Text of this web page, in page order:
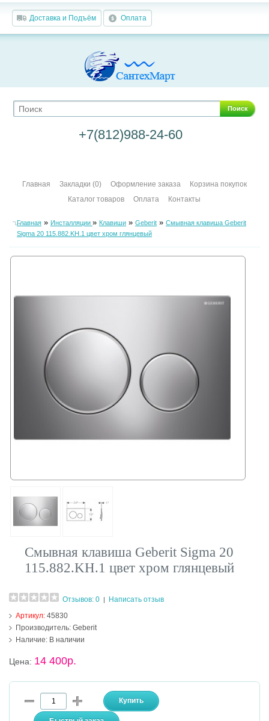
Доставка и Подъём Оплата
Поиск
+7(812)988-24-60
Главная Закладки (0) Оформление заказа
Корзина покупок
Каталог товаров
Оплата Контакты
Главная» Инсталляции » Клавиши» Geberit» Смывная клавиша Geberit
Sigma 20 115.882.KH.1 цвет хром глянцевый
Смывная клавиша Geberit Sigma 20
115.882.KH.1 цвет хром глянцевый
Отзывов: 0
Написать отзыв
Артикул:45830
Производитель: Geberit
Наличие: В наличии
Цена: 14 400р.